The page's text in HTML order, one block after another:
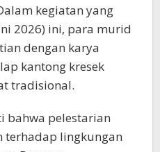
kegiatan yang
2026) ini, para murid
dengan karya
kantong kresek
tradisional.
bahwa pelestarian
terhadap lingkungan